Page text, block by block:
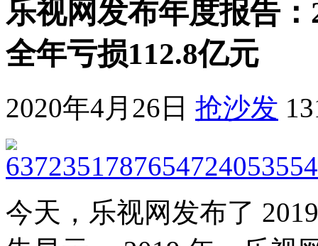
乐视网发布年度报告
全年亏损112.8亿元
2020年4月26日 抢沙发
今天，乐视网发布了